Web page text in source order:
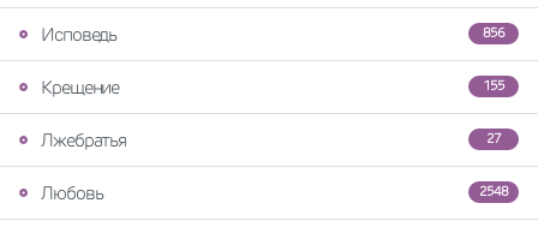
856
Исповедь
155
Крещение
27
Лжебратья
2548
Любовь